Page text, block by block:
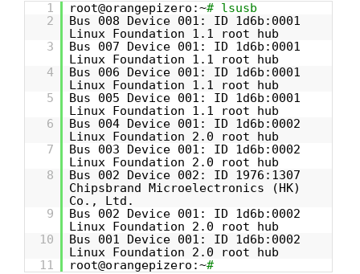
1 root@orangepizero:~# lsusb
2
Bus 008 Device 001: ID 1d6b:0001
Linux Foundation 1.1 root hub
3
Bus 007 Device 001: ID 1d6b:0001
Linux Foundation 1.1 root hub
4
Bus 006 Device 001: ID 1d6b:0001
Linux Foundation 1.1 root hub
5
Bus 005 Device 001: ID 1d6b:0001
Linux Foundation 1.1 root hub
6
Bus 004 Device 001: ID 1d6b:0002
Linux Foundation 2.0 root hub
7
Bus 003 Device 001: ID 1d6b:0002
Linux Foundation 2.0 root hub
8
Bus 002 Device 002: ID 1976:1307
Chipsbrand Microelectronics (HK)
Co., Ltd.
9
Bus 002 Device 001: ID 1d6b:0002
Linux Foundation 2.0 root hub
10
Bus 001 Device 001: ID 1d6b:0002
Linux Foundation 2.0 root hub
11
root@orangepizero:~#